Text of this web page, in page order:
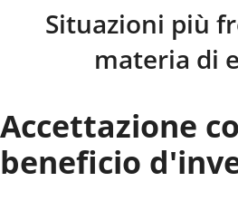
Situazioni più
materia di
Accettazione
beneficio